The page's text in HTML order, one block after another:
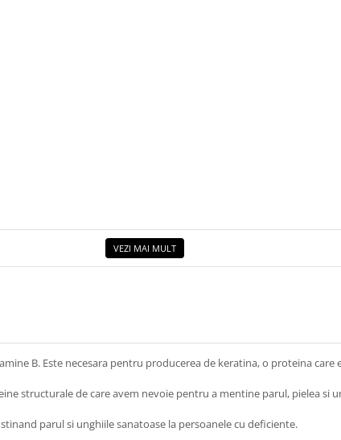
VEZI MAI MULT
B. Este necesara pentru producerea de keratina, o proteina
​​structurale de care avem nevoie pentru a mentine parul, pielea si
parul si unghiile sanatoase la persoanele cu deficiente.